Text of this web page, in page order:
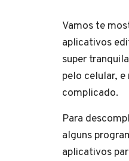
Vamos te
aplicativos
super
pelo celular,
complicado.
Para
alguns
aplicativos